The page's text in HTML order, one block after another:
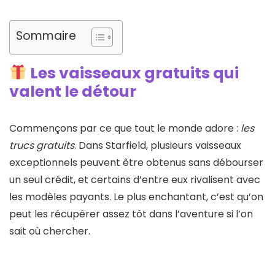
Sommaire
Les vaisseaux gratuits qui
valent le détour
Commençons par ce que tout le monde adore : les
trucs gratuits. Dans Starfield, plusieurs vaisseaux
exceptionnels peuvent être obtenus sans débourser
un seul crédit, et certains d’entre eux rivalisent avec
les modèles payants. Le plus enchantant, c’est qu’on
peut les récupérer assez tôt dans l’aventure si l’on
sait où chercher.